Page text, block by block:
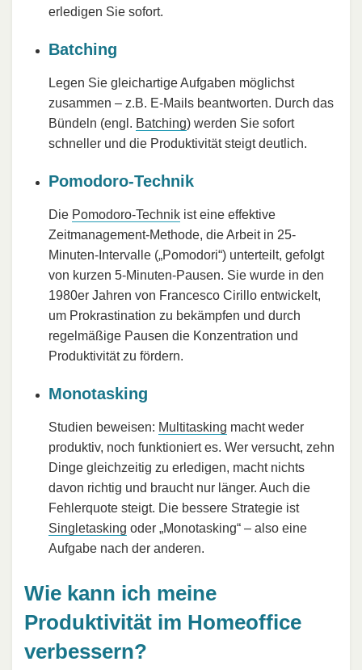
erledigen Sie sofort.
Batching
Legen Sie gleichartige Aufgaben möglichst
zusammen – z.B. E-Mails beantworten. Durch das
Bündeln (engl. Batching) werden Sie sofort
schneller und die Produktivität steigt deutlich.
Pomodoro-Technik
Die Pomodoro-Technik ist eine effektive
Zeitmanagement-Methode, die Arbeit in 25-
Minuten-Intervalle („Pomodori“) unterteilt, gefolgt
von kurzen 5-Minuten-Pausen. Sie wurde in den
1980er Jahren von Francesco Cirillo entwickelt,
um Prokrastination zu bekämpfen und durch
regelmäßige Pausen die Konzentration und
Produktivität zu fördern.
Monotasking
Studien beweisen: Multitasking macht weder
produktiv, noch funktioniert es. Wer versucht, zehn
Dinge gleichzeitig zu erledigen, macht nichts
davon richtig und braucht nur länger. Auch die
Fehlerquote steigt. Die bessere Strategie ist
Singletasking oder „Monotasking“ – also eine
Aufgabe nach der anderen.
Wie kann ich meine
Produktivität im Homeoffice
verbessern?